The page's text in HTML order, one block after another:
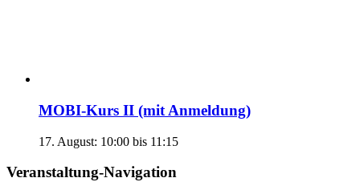
MOBI-Kurs II (mit Anmeldung)
17. August: 10:00 bis 11:15
Veranstaltung-Navigation